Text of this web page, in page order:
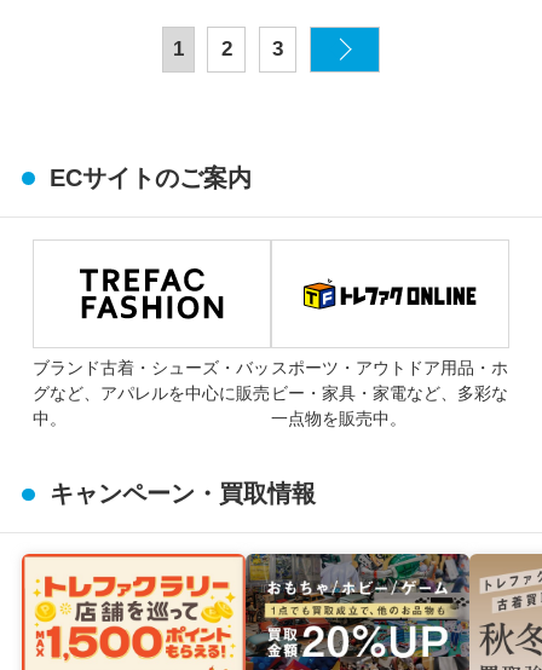
1 2 3
ECサイトのご案内
ブランド古着・シューズ・バッ
グなど、アパレルを中心に販売
中。
スポーツ・アウトドア用品・ホ
ビー・家具・家電など、多彩な
一点物を販売中。
キャンペーン・買取情報